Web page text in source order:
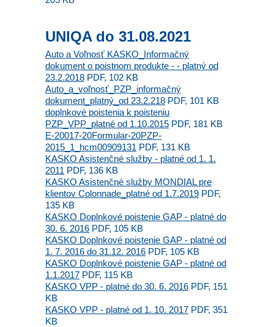
UNIQA do 31.08.2021
Auto a Voľnosť KASKO_Informačný
dokument o poistnom produkte - - platný od
23.2.2018 PDF, 102 KB
Auto_a_voľnosť_PZP_informačný
dokument_platný_od 23.2.218 PDF, 101 KB
doplnkové poistenia k poisteniu
PZP_VPP_platné od 1.10.2015 PDF, 181 KB
E-20017-20Formular-20PZP-
2015_1_hcm00909131 PDF, 131 KB
KASKO Asistenčné služby - platné od 1. 1.
2011 PDF, 136 KB
KASKO Asistenčné služby MONDIAL pre
klientov Colonnade_platné od 1.7.2019 PDF,
135 KB
KASKO Doplnkové poistenie GAP - platné do
30. 6. 2016 PDF, 105 KB
KASKO Doplnkové poistenie GAP - platné od
1. 7. 2016 do 31.12. 2016 PDF, 105 KB
KASKO Doplnkové poistenie GAP - platné od
1.1.2017 PDF, 115 KB
KASKO VPP - platné do 30. 6. 2016 PDF, 151
KB
KASKO VPP - platné od 1. 10. 2017 PDF, 351
KB